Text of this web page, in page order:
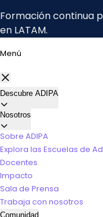
Menú
Descubre ADIPA
Nosotros
Sobre ADIPA
Explora las Escuelas de
Docentes
Impacto
Sala de Prensa
Trabaja con nosotros
Comunidad